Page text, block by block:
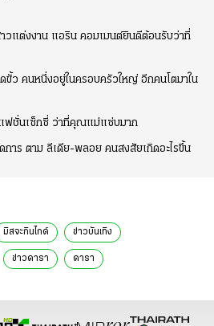
แต่งงาน แอริน คอมเมนต์ยินดีต้อนรับว่าที่
ว คนหนึ่งอยู่ในครอบครัวใหญ่ อีกคนโตมาใน
ฟชั่นเซ็กซี่ ว่าที่คุณแม่แซ่บมาก
าร ตาม ลีเดีย-พลอย คนสงสัยเกิดอะไรขึ้น
มิสจะกินไกด์ ข่าวบันเทิง
ข่าวดารา ดารา